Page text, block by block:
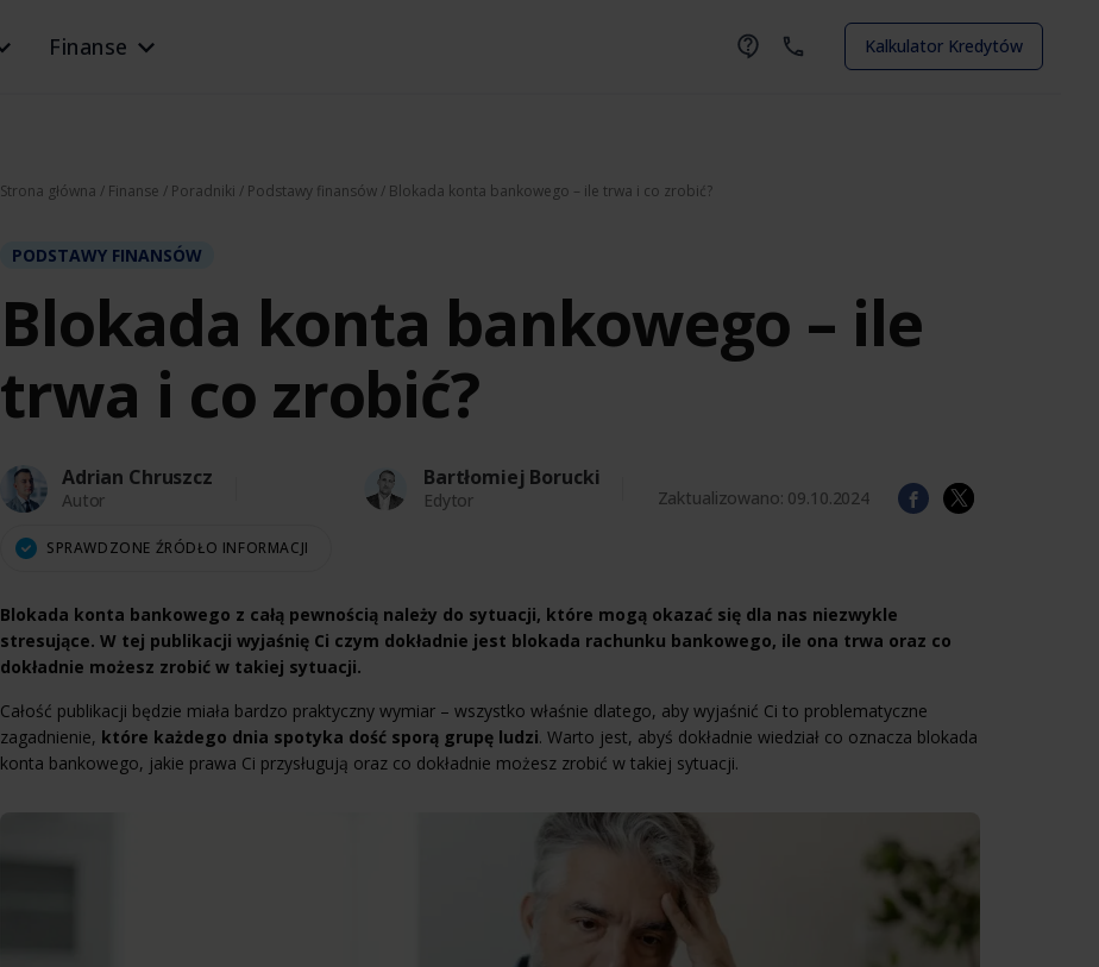
Finanse Kalkulator Kredytów
Strona główna / Finanse / Poradniki / Podstawy finansów/ Blokada konta bankowego – ile trwa i co zrobić?
PODSTAWY FINANSÓW
Blokada konta bankowego – ile
trwa i co zrobić?
Adrian Chruszcz
Autor
Bartłomiej Borucki
Edytor
SPRAWDZONE ŹRÓDŁO INFORMACJI
Zaktualizowano: 09.10.2024
Blokada konta bankowego z całą pewnością należy do sytuacji, które mogą okazać się dla nas niezwykle
stresujące. W tej publikacji wyjaśnię Ci czym dokładnie jest blokada rachunku bankowego, ile ona trwa oraz co
dokładnie możesz zrobić w takiej sytuacji.
Całość publikacji będzie miała bardzo praktyczny wymiar – wszystko właśnie dlatego, aby wyjaśnić Ci to problematyczne
zagadnienie, które każdego dnia spotyka dość sporą grupę ludzi. Warto jest, abyś dokładnie wiedział co oznacza blokada
konta bankowego, jakie prawa Ci przysługują oraz co dokładnie możesz zrobić w takiej sytuacji.